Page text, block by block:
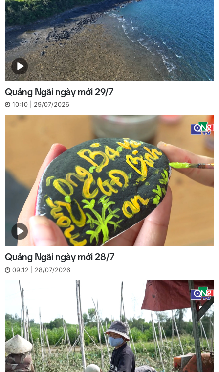
Quảng Ngãi ngày mới 29/7
10:10 | 29/07/2026
Quảng Ngãi ngày mới 28/7
09:12 | 28/07/2026